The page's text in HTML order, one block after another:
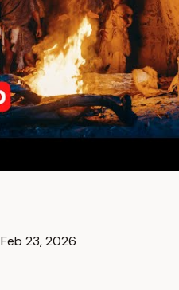
Feb 23, 2026